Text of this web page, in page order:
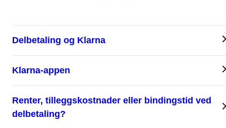
Delbetaling og Klarna
Klarna-appen
Renter, tilleggskostnader eller bindingstid ved
delbetaling?